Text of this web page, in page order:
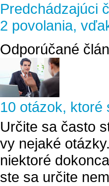
Predchádzajúci
2 povolania,
Odporúčané
10 otázok, ktoré
Určite sa často
vy nejaké
niektoré
ste sa určite